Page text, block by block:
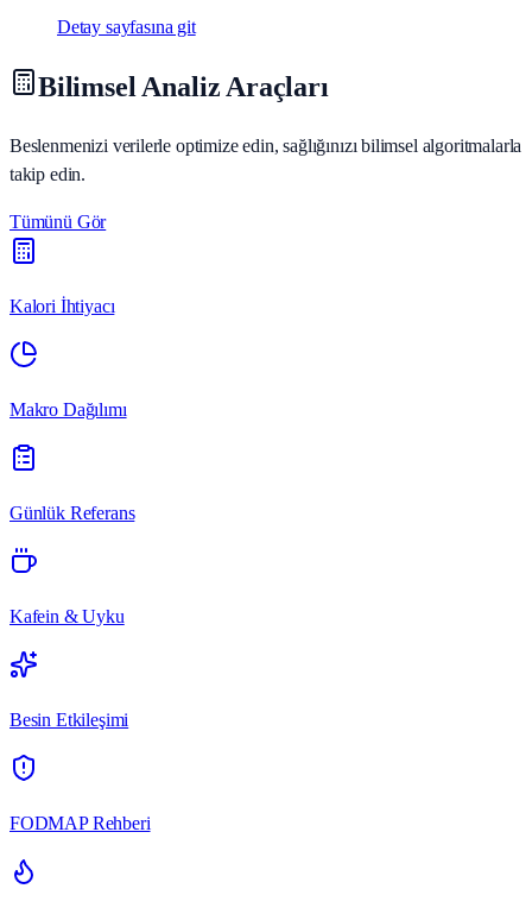
Detay sayfasına git
Bilimsel Analiz Araçları
Beslenmenizi verilerle optimize edin, sağlığınızı bilimsel algoritmalarla
takip edin.
Tümünü Gör
Kalori İhtiyacı
Makro Dağılımı
Günlük Referans
Kafein & Uyku
Besin Etkileşimi
FODMAP Rehberi